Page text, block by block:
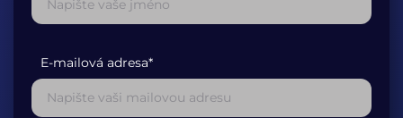
E-mailová adresa*